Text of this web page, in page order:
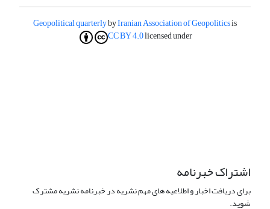
Geopolitical quarterlybyIranian Association of Geopoliticsis
licensed under
CC BY 4.0
اشتراک خبرنامه
برای دریافت اخبار و اطلاعیه های مهم نشریه در خبرنامه نشریه مشترک
شوید.